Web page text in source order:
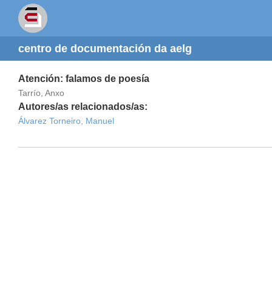
centro de documentación da aelg
Atención: falamos de poesía
Tarrío, Anxo
Autores/as relacionados/as:
Álvarez Torneiro, Manuel